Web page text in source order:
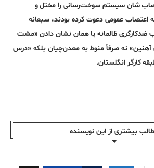
شان سیستم سوخت‌رسانی را مختل و
اعتصاب عمومی دعوت کرده بودند، سبعانه
ضدکارگری ظالمانه یا همان نشان دادن «مشت
آهنین» نه صرفاً منوط به معدن‌چیان بلکه «درس
کارگر انگلستان.
بیشتری از این نویسندە